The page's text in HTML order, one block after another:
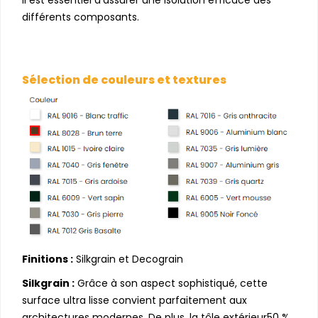
différents composants.
Sélection de couleurs et textures
Finitions : Silkgrain et Decograin
Silkgrain : Grâce à son aspect sophistiqué, cette
surface ultra lisse convient parfaitement aux